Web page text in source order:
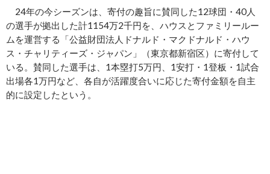
24年の今シーズンは、寄付の趣旨に賛同した12球団・40人
の選手が拠出した計1154万2千円を、ハウスとファミリールー
ムを運営する「公益財団法人ドナルド・マクドナルド・ハウ
ス・チャリティーズ・ジャパン」（東京都新宿区）に寄付して
いる。賛同した選手は、1本塁打5万円、1安打・1登板・1試合
出場各1万円など、各自が活躍度合いに応じた寄付金額を自主
的に設定したという。